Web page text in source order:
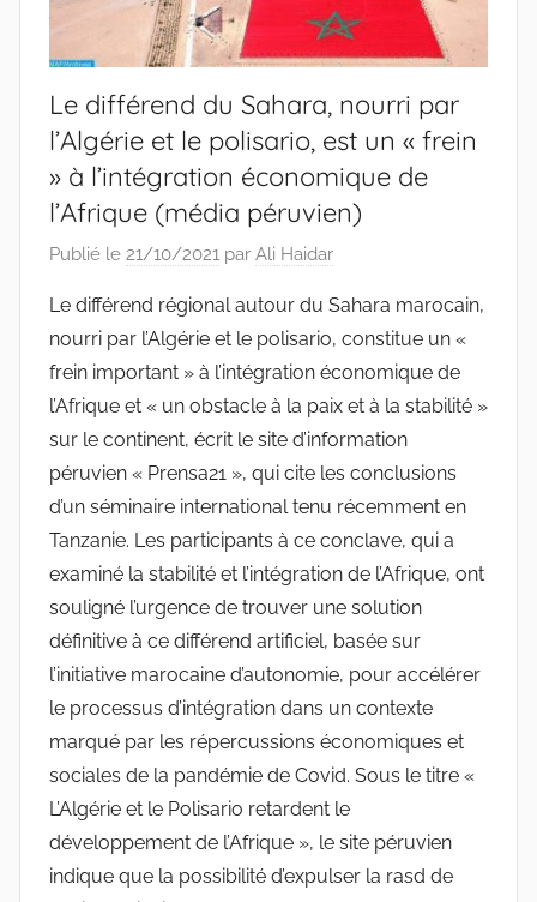
Le différend du Sahara, nourri par
l’Algérie et le polisario, est un « frein
» à l’intégration économique de
l’Afrique (média péruvien)
Publié le 21/10/2021 par Ali Haidar
Le différend régional autour du Sahara marocain,
nourri par l’Algérie et le polisario, constitue un «
frein important » à l’intégration économique de
l’Afrique et « un obstacle à la paix et à la stabilité »
sur le continent, écrit le site d’information
péruvien « Prensa21 », qui cite les conclusions
d’un séminaire international tenu récemment en
Tanzanie. Les participants à ce conclave, qui a
examiné la stabilité et l’intégration de l’Afrique, ont
souligné l’urgence de trouver une solution
définitive à ce différend artificiel, basée sur
l’initiative marocaine d’autonomie, pour accélérer
le processus d’intégration dans un contexte
marqué par les répercussions économiques et
sociales de la pandémie de Covid. Sous le titre «
L’Algérie et le Polisario retardent le
développement de l’Afrique », le site péruvien
indique que la possibilité d’expulser la rasd de